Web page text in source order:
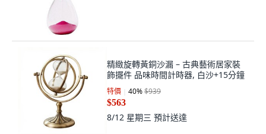
精緻旋轉黃銅沙漏 – 古典藝術居家裝
飾擺件 品味時間計時器, 白沙+15分鐘
特價 40%$939
$563
8/12 星期三 預計送達